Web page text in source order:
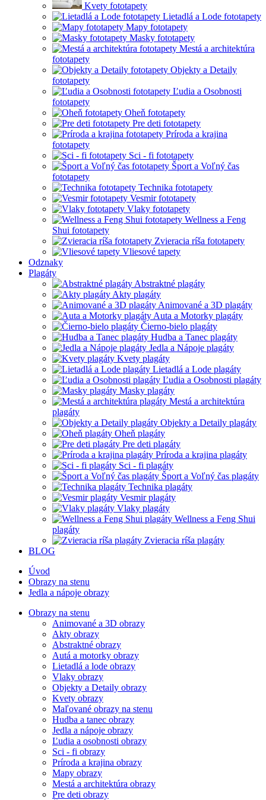
Kvety fototapety
Lietadlá a Lode fototapety
Mapy fototapety
Masky fototapety
Mestá a architektúra
fototapety
Objekty a Detaily
fototapety
Ľudia a Osobnosti
fototapety
Oheň fototapety
Pre deti fototapety
Príroda a krajina
fototapety
Sci - fi fototapety
Šport a Voľný čas
fototapety
Technika fototapety
Vesmir fototapety
Vlaky fototapety
Wellness a Feng
Shui fototapety
Zvieracia ríša fototapety
Vliesové tapety
Odznaky
Plagáty
Abstraktné plagáty
Akty plagáty
Animované a 3D plagáty
Auta a Motorky plagáty
Čierno-bielo plagáty
Hudba a Tanec plagáty
Jedla a Nápoje plagáty
Kvety plagáty
Lietadlá a Lode plagáty
Ľudia a Osobnosti plagáty
Masky plagáty
Mestá a architektúra
plagáty
Objekty a Detaily plagáty
Oheň plagáty
Pre deti plagáty
Príroda a krajina plagáty
Sci - fi plagáty
Šport a Voľný čas plagáty
Technika plagáty
Vesmir plagáty
Vlaky plagáty
Wellness a Feng Shui
plagáty
Zvieracia ríša plagáty
BLOG
Úvod
Obrazy na stenu
Jedla a nápoje obrazy
Obrazy na stenu
Animované a 3D obrazy
Akty obrazy
Abstraktné obrazy
Autá a motorky obrazy
Lietadlá a lode obrazy
Vlaky obrazy
Objekty a Detaily obrazy
Kvety obrazy
Maľované obrazy na stenu
Hudba a tanec obrazy
Jedla a nápoje obrazy
Ľudia a osobnosti obrazy
Sci - fi obrazy
Príroda a krajina obrazy
Mapy obrazy
Mestá a architektúra obrazy
Pre deti obrazy